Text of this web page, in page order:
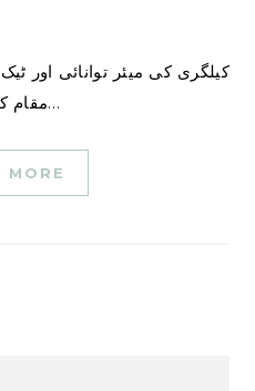
کیلگری کی میئر توانائی اور ٹیک سٹی کے طور پر اپنے شہر کے
مقام کے بارے میں توانائی اور سیاسی…
MORE